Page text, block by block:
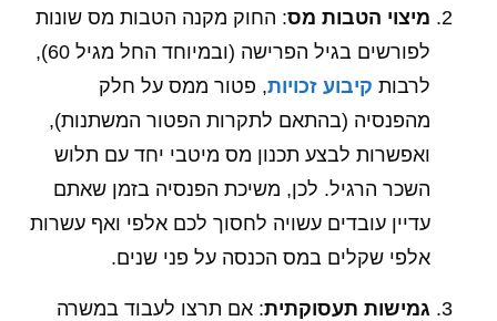
מיצוי הטבות מס: החוק מקנה הטבות מס שונות
לפורשים בגיל הפרישה (ובמיוחד החל מגיל 60),
לרבות קיבוע זכויות, פטור ממס על חלק
מהפנסיה (בהתאם לתקרות הפטור המשתנות),
ואפשרות לבצע תכנון מס מיטבי יחד עם תלוש
השכר הרגיל. לכן, משיכת הפנסיה בזמן שאתם
עדיין עובדים עשויה לחסוך לכם אלפי ואף עשרות
אלפי שקלים במס הכנסה על פני שנים.
גמישות תעסוקתית: אם תרצו לעבוד במשרה